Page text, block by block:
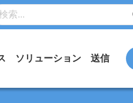
ソリューション 送信